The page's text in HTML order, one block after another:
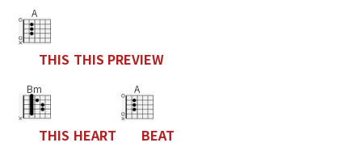
A
THIS THIS PREVIEW
Bm
THIS HEART
A
BEAT